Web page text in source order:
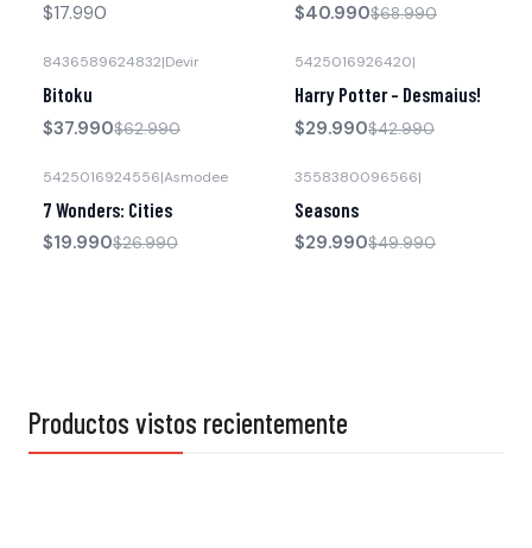
$17.990
$40.990$68.990
8436589624832|Devir
Bitoku
$37.990$62.990
5425016926420|
Harry Potter – Desmaius!
$29.990$42.990
5425016924556|Asmodee
7 Wonders: Cities
$19.990$26.990
3558380096566|
Seasons
$29.990$49.990
Productos vistos recientemente